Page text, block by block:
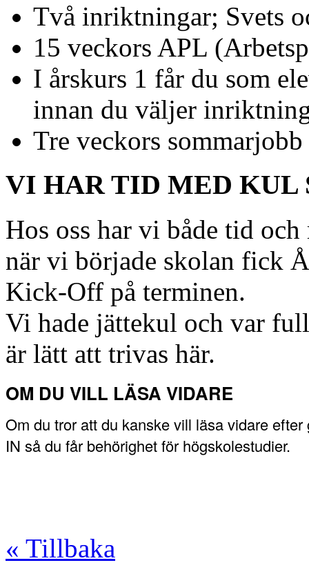
Två inriktningar; Svets
15 veckors APL
I årskurs 1 får du som
innan du väljer
Tre veckors sommarjobb
VI HAR TID MED KUL
Hos oss har vi både tid
när vi började skolan fick
Kick-Off på terminen.
Vi hade jättekul och var
är lätt att trivas här.
OM DU VILL LÄSA VIDARE
Om du tror att du kanske vill läsa vidare
IN så du får behörighet för högskolestudier.
« Tillbaka